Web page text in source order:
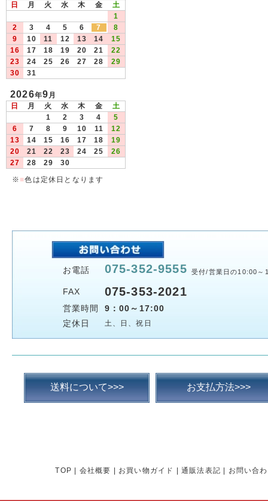
日
月 火 水 木 金
土
1
2
3 4 5 6 7
8
9
10 11 12 13 14
15
16
17 18 19 20 21
22
23
24 25 26 27 28
29
30
31
2026年9月
日
月 火 水 木 金
土
1
2 3 4
5
6
7 8 9 10 11
12
13
14 15 16 17 18
19
20
21 22 23 24 25
26
27
28 29
30
※ ■色は定休日となります
お電話 075-352-9555 受付/営業日の10:00～
FAX 075-353-2021
営業時間
9：00～17:00
定休日
土、日、祝日
送料について>>> お支払方法>>>
TOP 会社概要 お買い物ガイド 通販法表記 お問い合